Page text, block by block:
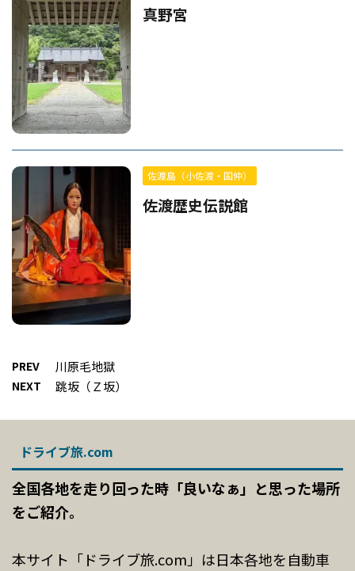
真野宮
佐渡島（小佐渡・国仲）
佐渡歴史伝説館
PREV 川原毛地獄
NEXT 跳坂（Ｚ坂）
ドライブ旅.com
全国各地を走り回った時「良いなぁ」と思った場所
をご紹介。
本サイト「ドライブ旅.com」は日本各地を自動車